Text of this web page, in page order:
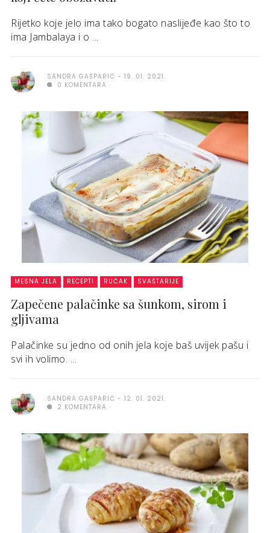
Rijetko koje jelo ima tako bogato naslijeđe kao što to
ima Jambalaya i o ...
SANDRA GAŠPARIĆ
19. 01. 2021.
0 KOMENTARA
MESNA JELA RECEPTI RUČAK SVAŠTARIJE
Zapečene palačinke sa šunkom, sirom i
gljivama
Palačinke su jedno od onih jela koje baš uvijek pašu i
svi ih volimo. ...
SANDRA GAŠPARIĆ
12. 01. 2021.
2 KOMENTARA